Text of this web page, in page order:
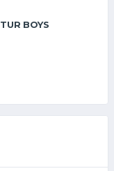
TUR BOYS